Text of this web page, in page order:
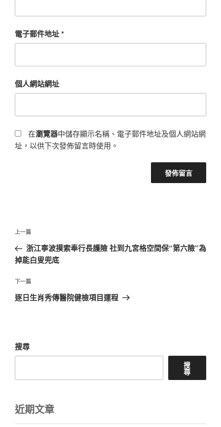
電子郵件地址*
個人網站網址
在瀏覽器中儲存顯示名稱、電子郵件地址及個人網站網
址，以供下次發佈留言時使用。
文
導
覽
上
一
篇
章
上一篇
浙江寧波摸索奉行長護險 社到九宮格空間保“第六險”為
掉能白叟兜底
下
一
下一篇
逐日生肖秀傳醫院健檢項目運程
搜尋
搜
尋
近期文章